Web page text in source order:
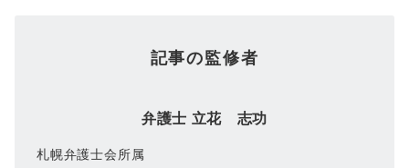
記事の監修者
弁護士 立花 志功
札幌弁護士会所属